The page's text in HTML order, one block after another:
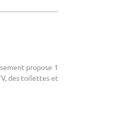
propose 1
des toilettes et